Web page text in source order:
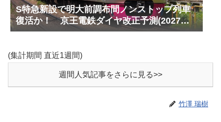
S特急新設で明大前調布間ノンストップ列車
復活か！ 京王電鉄ダイヤ改正予測(2027年
以降予定)
(集計期間 直近1週間)
週間人気記事をさらに見る>>
竹澤 瑞樹